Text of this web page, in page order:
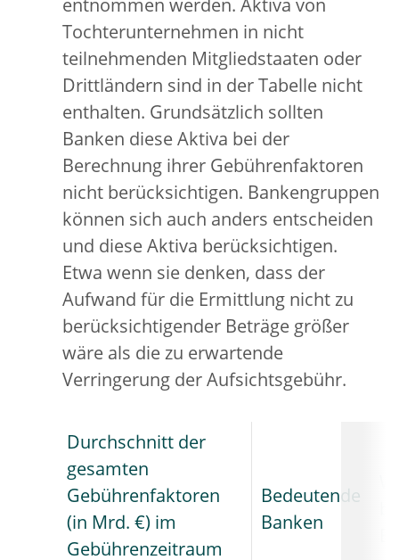
entnommen werden. Aktiva von
Tochterunternehmen in nicht
teilnehmenden Mitgliedstaaten oder
Drittländern sind in der Tabelle nicht
enthalten. Grundsätzlich sollten
Banken diese Aktiva bei der
Berechnung ihrer Gebührenfaktoren
nicht berücksichtigen. Bankengruppen
können sich auch anders entscheiden
und diese Aktiva berücksichtigen.
Etwa wenn sie denken, dass der
Aufwand für die Ermittlung nicht zu
berücksichtigender Beträge größer
wäre als die zu erwartende
Verringerung der Aufsichtsgebühr.
Durchschnitt der
gesamten
Gebührenfaktoren
(in Mrd. €) im
Gebührenzeitraum
Bedeutende
Banken